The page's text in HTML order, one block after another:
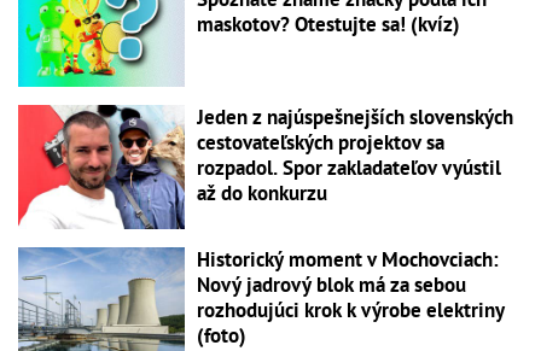
maskotov? Otestujte sa! (kvíz)
Jeden z najúspešnejších slovenských
cestovateľských projektov sa
rozpadol. Spor zakladateľov vyústil
až do konkurzu
Historický moment v Mochovciach:
Nový jadrový blok má za sebou
rozhodujúci krok k výrobe elektriny
(foto)